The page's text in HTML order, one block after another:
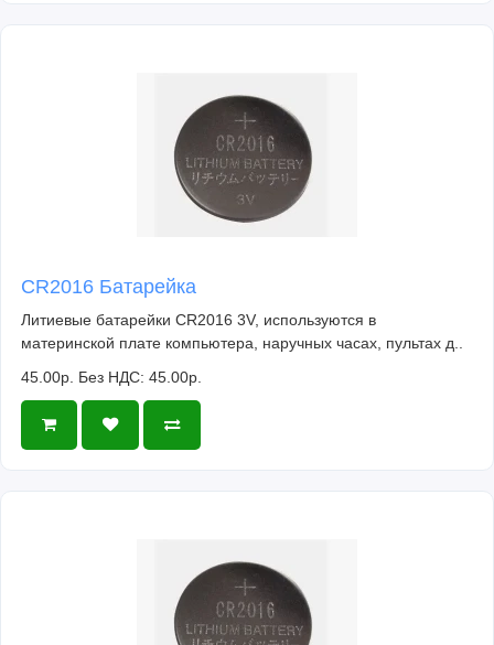
CR2016 Батарейка
Литиевые батарейки CR2016 3V, используются в
материнской плате компьютера, наручных часах, пультах д..
45.00р. Без НДС: 45.00р.